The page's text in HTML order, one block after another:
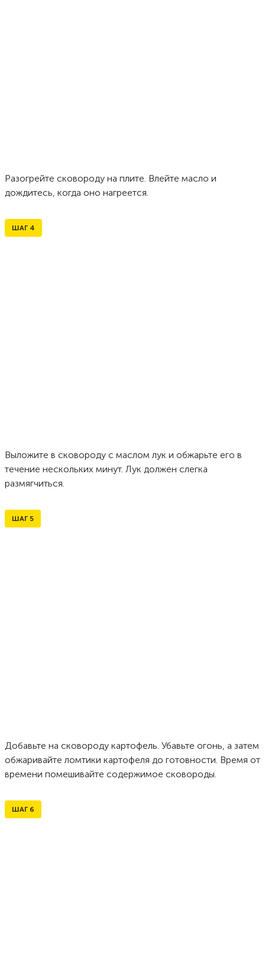
Разогрейте сковороду на плите. Влейте масло и
дождитесь, когда оно нагреется.
ШАГ 4
Выложите в сковороду с маслом лук и обжарьте его в
течение нескольких минут. Лук должен слегка
размягчиться.
ШАГ 5
Добавьте на сковороду картофель. Убавьте огонь, а затем
обжаривайте ломтики картофеля до готовности. Время от
времени помешивайте содержимое сковороды.
ШАГ 6